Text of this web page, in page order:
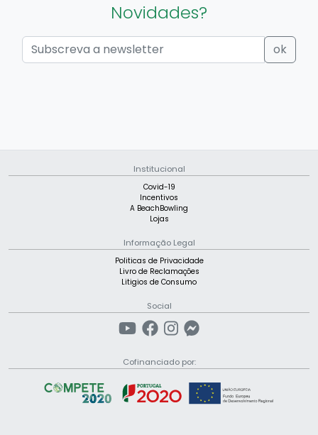
Novidades?
ok
Cofinanciado por:
Institucional
Covid-19
Incentivos
A BeachBowling
Lojas
Informação Legal
Politicas de Privacidade
Livro de Reclamações
Litigios de Consumo
Social